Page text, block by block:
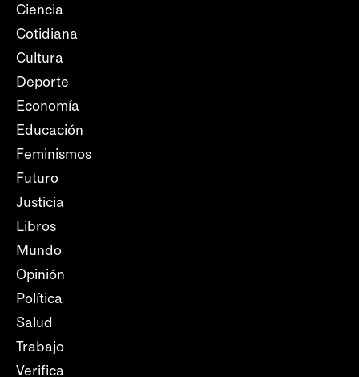
Ciencia
Cotidiana
Cultura
Deporte
Economía
Educación
Feminismos
Futuro
Justicia
Libros
Mundo
Opinión
Política
Salud
Trabajo
Verifica